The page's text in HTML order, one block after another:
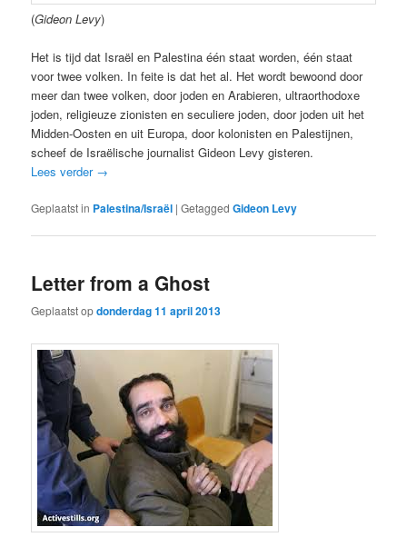
(Gideon Levy)
Het is tijd dat Israël en Palestina één staat worden, één staat
voor twee volken. In feite is dat het al. Het wordt bewoond door
meer dan twee volken, door joden en Arabieren, ultraorthodoxe
joden, religieuze zionisten en seculiere joden, door joden uit het
Midden-Oosten en uit Europa, door kolonisten en Palestijnen,
scheef de Israëlische journalist Gideon Levy gisteren.
Lees verder →
Geplaatst in Palestina/Israël |Getagged Gideon Levy
Letter from a Ghost
Geplaatst opdonderdag 11 april 2013